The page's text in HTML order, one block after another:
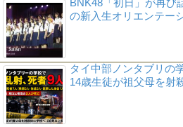
の新入生オリエンテー
タイ中部ノンタブリの
14歳生徒が祖父母を射